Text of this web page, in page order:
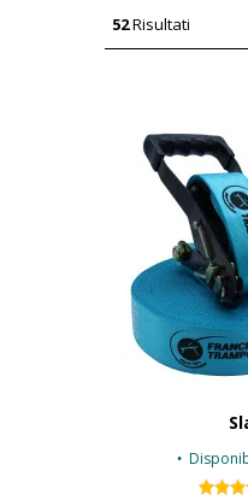
52Risultati